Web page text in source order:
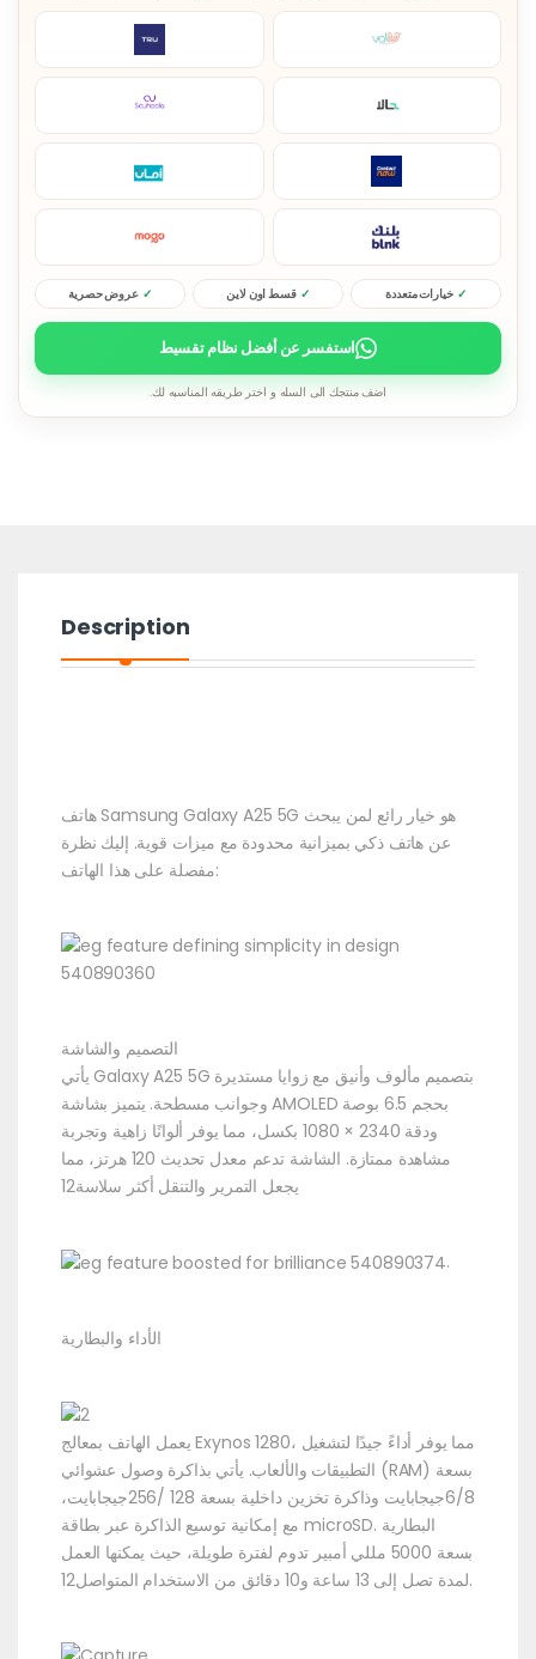
خيارات متعددة قسط اون لاين عروض حصرية
استفسر عن أفضل نظام تقسيط
اضف منتجك الى السله و اختر طريقه المناسبه لك.
Description
هاتف Samsung Galaxy A25 5G هو خيار رائع لمن يبحث
عن هاتف ذكي بميزانية محدودة مع ميزات قوية. إليك نظرة
مفصلة على هذا الهاتف:
التصميم والشاشة
يأتي Galaxy A25 5G بتصميم مألوف وأنيق مع زوايا مستديرة
وجوانب مسطحة. يتميز بشاشة AMOLED بحجم 6.5 بوصة
ودقة 2340 × 1080 بكسل، مما يوفر ألوانًا زاهية وتجربة
مشاهدة ممتازة. الشاشة تدعم معدل تحديث 120 هرتز، مما
يجعل التمرير والتنقل أكثر سلاسة12
.
الأداء والبطارية
يعمل الهاتف بمعالج Exynos 1280، مما يوفر أداءً جيدًا لتشغيل
التطبيقات والألعاب. يأتي بذاكرة وصول عشوائي (RAM) بسعة
6/8جيجابايت وذاكرة تخزين داخلية بسعة 128 /256جيجابايت،
مع إمكانية توسيع الذاكرة عبر بطاقة microSD. البطارية
بسعة 5000 مللي أمبير تدوم لفترة طويلة، حيث يمكنها العمل
لمدة تصل إلى 13 ساعة و10 دقائق من الاستخدام المتواصل12.